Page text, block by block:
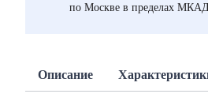
по Москве в пределах
Описание